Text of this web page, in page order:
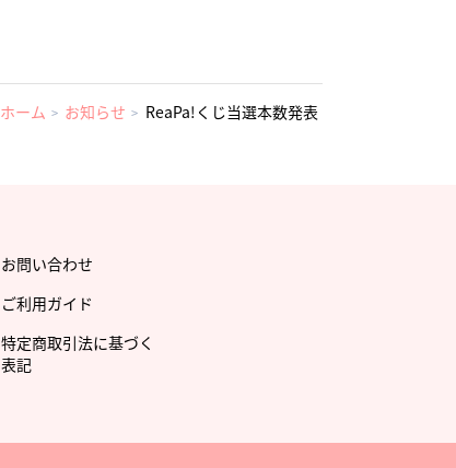
ホーム お知らせ ReaPa!くじ当選本数発表
お問い合わせ
ご利用ガイド
特定商取引法に基づく
表記